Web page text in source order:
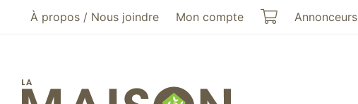
Aller au menu principal
Aller au contenu principal
À propos / Nous joindre Mon compte Mon panier
Annonceurs